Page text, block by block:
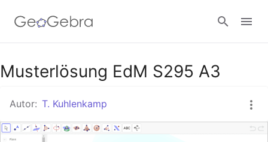
Google Classroom
GeoGebra Classroom
Musterlösung EdM S295 A3
Autor: T. Kuhlenkamp